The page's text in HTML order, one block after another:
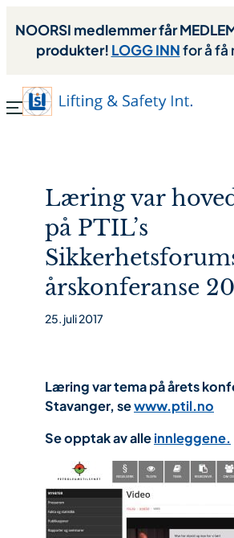
NOORSI medlemmer får
produkter! LOGG INNfor å få
Læring var
på PTIL’s
årskonferanse
25. juli 2017
Læring var tema på årets
Stavanger, sewww.ptil.no
Se opptak av alleinnleggene.